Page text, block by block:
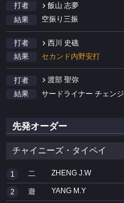
打者
飯山 志夢
結果
空振り三振
打者
西川 史礁
結果
セカンド内野安打
打者
渡部 聖弥
結果
サードライナー チェンジ
先発オーダー
チャイニーズ・タイペイ
1 二 ZHENG J.W
2 遊 YANG M.Y